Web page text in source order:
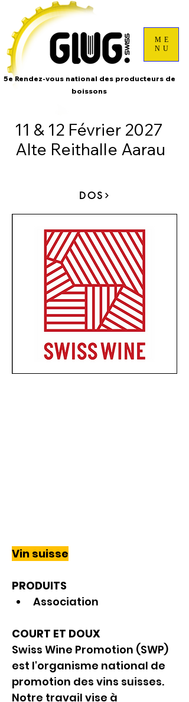
ME
NU
11 & 12 Février 2027
Alte Reithalle Aarau
5e Rendez-vous national des producteurs de
boissons
DOS
Vin suisse
PRODUITS
Association
COURT ET DOUX
Swiss Wine Promotion (SWP)
est l'organisme national de
promotion des vins suisses.
Notre travail vise à